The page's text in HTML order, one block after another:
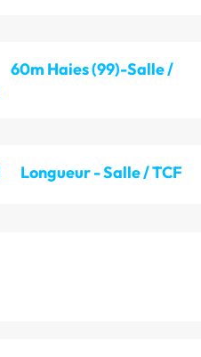
60m Haies (99)-Salle /
Longueur - Salle / TCF